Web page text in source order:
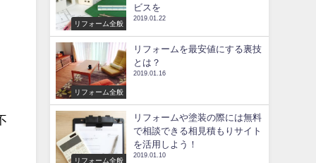
リフォーム全般
ビスを
2019.01.22
リフォーム全般
リフォームを最安値にする裏技
とは？
2019.01.16
リフォーム全般
リフォームや塗装の際には無料
で相談できる相見積もりサイト
を活用しよう！
2019.01.10